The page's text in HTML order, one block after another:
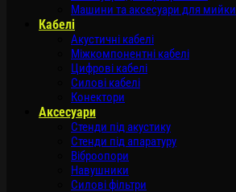
Машини та аксесуари для мийки
Кабелі
Акустичні кабелі
Міжкомпонентні кабелі
Цифрові кабелі
Силові кабелі
Конектори
Аксесуари
Стенди під акустику
Стенди під апаратуру
Віброопори
Навушники
Силові фільтри